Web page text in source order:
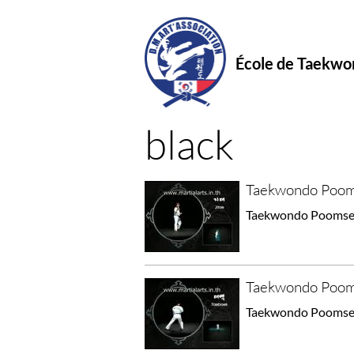
École de
black
Taekwondo
Taekwondo
Taekwondo
Taekwondo